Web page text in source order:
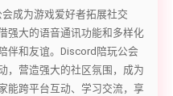
成为游戏爱好者拓展社交
强大的语音通讯功能和多样化
伴和友谊。Discord陪玩公会
，营造强大的社区氛围，成为
能跨平台互动、学习交流，享